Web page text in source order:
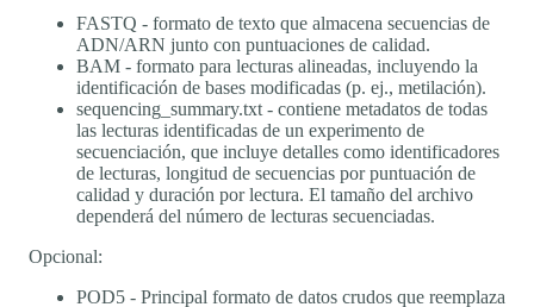
FASTQ - formato de texto que almacena secuencias de
ADN/ARN junto con puntuaciones de calidad.
BAM - formato para lecturas alineadas, incluyendo la
identificación de bases modificadas (p. ej., metilación).
sequencing_summary.txt - contiene metadatos de todas
las lecturas identificadas de un experimento de
secuenciación, que incluye detalles como identificadores
de lecturas, longitud de secuencias por puntuación de
calidad y duración por lectura. El tamaño del archivo
dependerá del número de lecturas secuenciadas.
Opcional:
POD5 - Principal formato de datos crudos que reemplaza